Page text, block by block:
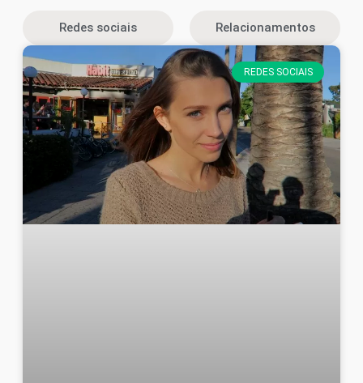
Redes sociais Relacionamentos
REDES SOCIAIS